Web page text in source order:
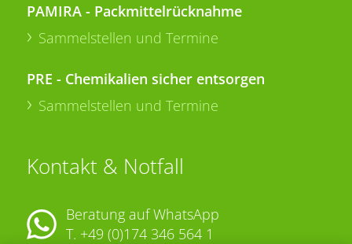
PAMIRA - Packmittelrücknahme
Sammelstellen und Termine
PRE - Chemikalien sicher entsorgen
Sammelstellen und Termine
Kontakt & Notfall
Beratung auf WhatsApp
T. +49 (0)174 346 564 1